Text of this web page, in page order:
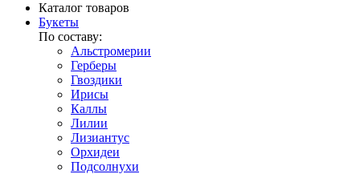
Каталог товаров
Букеты
По составу:
Альстромерии
Герберы
Гвоздики
Ирисы
Каллы
Лилии
Лизиантус
Орхидеи
Подсолнухи